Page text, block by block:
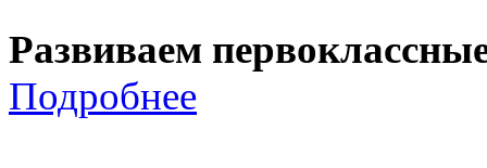
Развиваем
Подробнее